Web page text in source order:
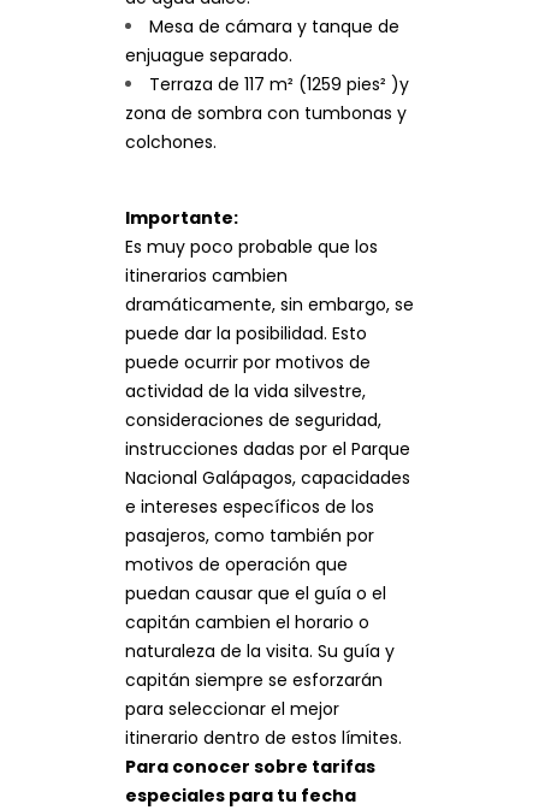
Mesa de cámara y tanque de
enjuague separado.
Terraza de 117 m² (1259 pies² )y
zona de sombra con tumbonas y
colchones.
Importante:
Es muy poco probable que los
itinerarios cambien
dramáticamente, sin embargo, se
puede dar la posibilidad. Esto
puede ocurrir por motivos de
actividad de la vida silvestre,
consideraciones de seguridad,
instrucciones dadas por el Parque
Nacional Galápagos, capacidades
e intereses específicos de los
pasajeros, como también por
motivos de operación que
puedan causar que el guía o el
capitán cambien el horario o
naturaleza de la visita. Su guía y
capitán siempre se esforzarán
para seleccionar el mejor
itinerario dentro de estos límites.
Para conocer sobre tarifas
especiales para tu fecha